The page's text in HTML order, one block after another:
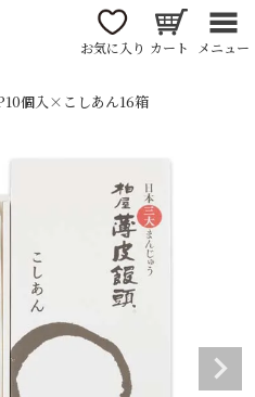
お気に入り カート メニュー
個入×こしあん16箱